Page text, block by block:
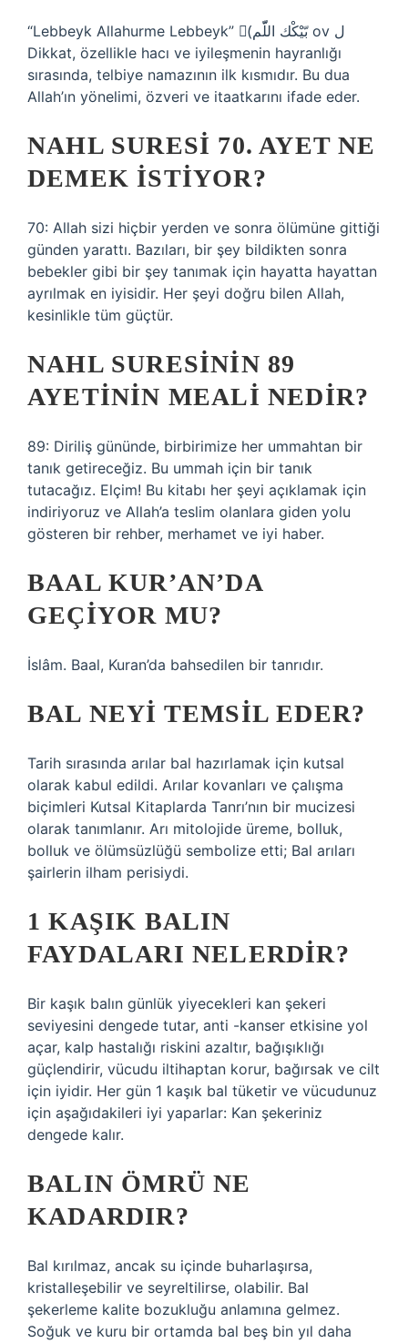
“Lebbeyk Allahurme Lebbeyk” (َبّيْكْك اللّّم ov ل
Dikkat, özellikle hacı ve iyileşmenin hayranlığı
sırasında, telbiye namazının ilk kısmıdır. Bu dua
Allah’ın yönelimi, özveri ve itaatkarını ifade eder.
NAHL SURESI 70. AYET NE
DEMEK ISTIYOR?
70: Allah sizi hiçbir yerden ve sonra ölümüne gittiği
günden yarattı. Bazıları, bir şey bildikten sonra
bebekler gibi bir şey tanımak için hayatta hayattan
ayrılmak en iyisidir. Her şeyi doğru bilen Allah,
kesinlikle tüm güçtür.
NAHL SURESININ 89
AYETININ MEALI NEDIR?
89: Diriliş gününde, birbirimize her ummahtan bir
tanık getireceğiz. Bu ummah için bir tanık
tutacağız. Elçim! Bu kitabı her şeyi açıklamak için
indiriyoruz ve Allah’a teslim olanlara giden yolu
gösteren bir rehber, merhamet ve iyi haber.
BAAL KUR’AN’DA
GEÇIYOR MU?
İslâm. Baal, Kuran’da bahsedilen bir tanrıdır.
BAL NEYI TEMSIL EDER?
Tarih sırasında arılar bal hazırlamak için kutsal
olarak kabul edildi. Arılar kovanları ve çalışma
biçimleri Kutsal Kitaplarda Tanrı’nın bir mucizesi
olarak tanımlanır. Arı mitolojide üreme, bolluk,
bolluk ve ölümsüzlüğü sembolize etti; Bal arıları
şairlerin ilham perisiydi.
1 KAŞIK BALIN
FAYDALARI NELERDIR?
Bir kaşık balın günlük yiyecekleri kan şekeri
seviyesini dengede tutar, anti -kanser etkisine yol
açar, kalp hastalığı riskini azaltır, bağışıklığı
güçlendirir, vücudu iltihaptan korur, bağırsak ve cilt
için iyidir. Her gün 1 kaşık bal tüketir ve vücudunuz
için aşağıdakileri iyi yaparlar: Kan şekeriniz
dengede kalır.
BALIN ÖMRÜ NE
KADARDIR?
Bal kırılmaz, ancak su içinde buharlaşırsa,
kristalleşebilir ve seyreltilirse, olabilir. Bal
şekerleme kalite bozukluğu anlamına gelmez.
Soğuk ve kuru bir ortamda bal beş bin yıl daha